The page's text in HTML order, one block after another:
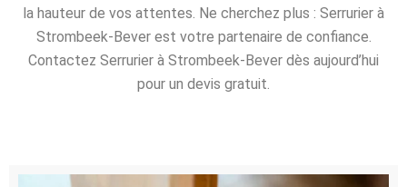
la hauteur de vos attentes. Ne cherchez plus : Serrurier à
Strombeek-Bever est votre partenaire de confiance.
Contactez Serrurier à Strombeek-Bever dès aujourd’hui
pour un devis gratuit.